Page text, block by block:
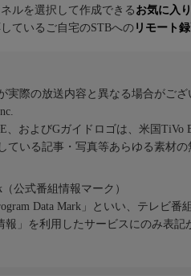
ルを選択して作成できる お気に入
ているご自宅のSTBへの リモート
実際の放送内容と異なる場合がござ
、およびGガイドロゴは、米国
ている記事・写真等あらゆる素材の
公式番組情報マーク）
Data Mark」といい、テレビ番
報」を利用したサービスにのみ表記